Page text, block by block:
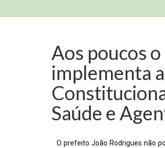
Aos poucos
implementa
Saúde e
O prefeito João Rodrigues não